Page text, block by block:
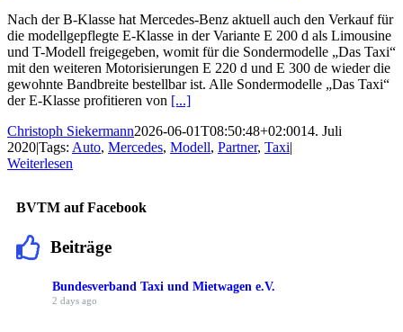
Nach der B-Klasse hat Mercedes-Benz aktuell auch den Verkauf für
die modellgepflegte E-Klasse in der Variante E 200 d als Limousine
und T-Modell freigegeben, womit für die Sondermodelle „Das Taxi“
mit den weiteren Motorisierungen E 220 d und E 300 de wieder die
gewohnte Bandbreite bestellbar ist. Alle Sondermodelle „Das Taxi“
der E-Klasse profitieren von [...]
Christoph Siekermann2026-06-01T08:50:48+02:0014. Juli
2020|Tags: Auto, Mercedes, Modell, Partner, Taxi|
Weiterlesen
BVTM auf Facebook
Beiträge
Bundesverband Taxi und Mietwagen e.V.
2 days ago